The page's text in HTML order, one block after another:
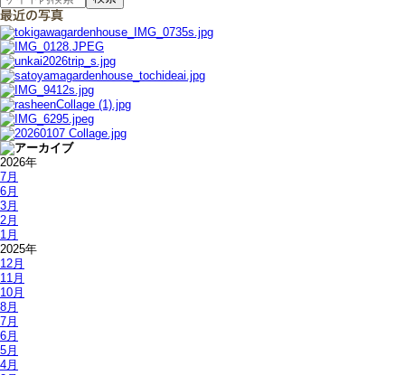
2026年
7月
6月
3月
2月
1月
2025年
12月
11月
10月
8月
7月
6月
5月
4月